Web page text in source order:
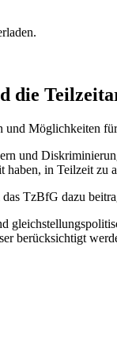
die
und Möglichkeiten
und
in Teilzeit zu
TzBfG dazu
berücksichtigt